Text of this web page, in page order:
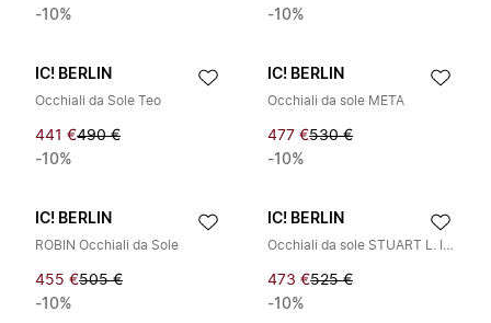
-10%
-10%
IC! BERLIN
Occhiali da Sole Teo
441 €490 €
-10%
IC! BERLIN
Occhiali da sole META
477 €530 €
-10%
IC! BERLIN
ROBIN Occhiali da Sole
455 €505 €
-10%
IC! BERLIN
Occhiali da sole STUART L. IC5059
473 €525 €
-10%